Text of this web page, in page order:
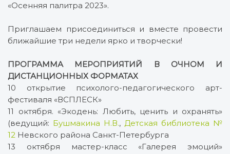
«Осенняя палитра 2023».
Приглашаем присоединиться и вместе провести
ближайшие три недели ярко и творчески!
ПРОГРАММА МЕРОПРИЯТИЙ В ОЧНОМ И
ДИСТАНЦИОННЫХ ФОРМАТАХ
10 открытие психолого-педагогического арт-
фестиваля «ВСПЛЕСК»
11 октября. «Экодень: Любить, ценить и охранять»
(ведущий: Бушмакина Н.В., Детская библиотека №
12 Невского района Санкт-Петербурга
13 октября мастер-класс «Галерея эмоций»